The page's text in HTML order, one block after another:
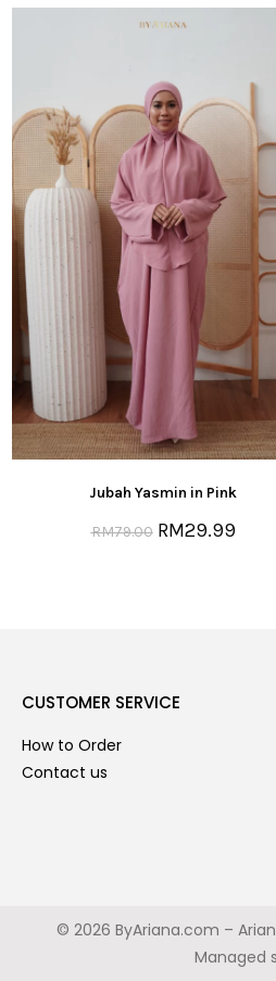
Jubah Yasmin in Pink
RM79.00 RM29.99
CUSTOMER SERVICE
How to Order
Contact us
© 2026 ByAriana.com –
Managed